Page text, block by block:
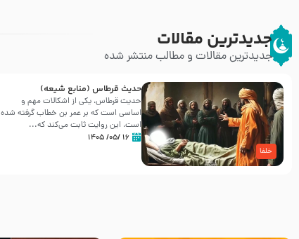
جدیدترین مقالات
جدیدترین مقالات و مطالب منتشر شده
خلفا
حدیث قرطاس (منابع شیعه)
حدیث قرطاس، یکی از اشکالات مهم و
اساسی است که بر عمر بن خطاب گرفته شده
است، این روایت ثابت می‌کند که...
۱۶ /۰۵/ ۱۴۰۵